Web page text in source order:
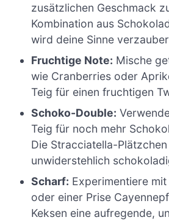
zusätzlichen Geschmack
Kombination aus
wird deine Sinne
Fruchtige Note: Mische
wie Cranberries oder
Teig für einen fruchtigen
Schoko-Double:
Teig für noch mehr
Die Stracciatella-
unwiderstehlich
Scharf: Experimentiere
oder einer Prise
Keksen eine aufregende,